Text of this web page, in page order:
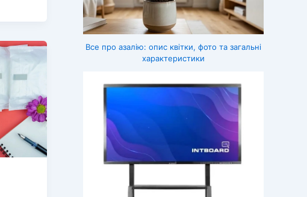
Все про азалію: опис квітки, фото та загальні
характеристики